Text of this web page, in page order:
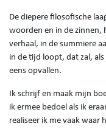
De diepere filosofische
woorden en in de zinnen,
verhaal, in de summiere
in de tijd loopt, dat zal,
eens opvallen.
Ik schrijf en maak mijn
ik ermee bedoel als ik
realiseer ik me vaak waar